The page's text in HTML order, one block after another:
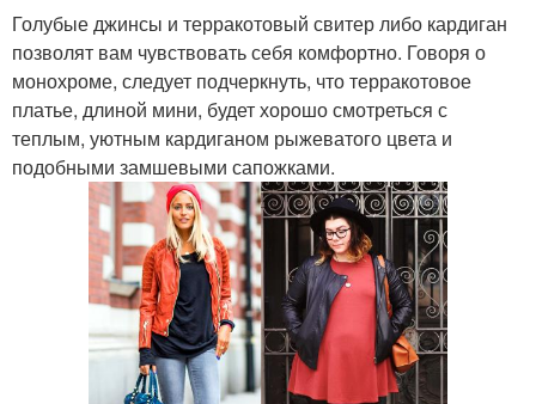
Голубые джинсы и терракотовый свитер либо кардиган
позволят вам чувствовать себя комфортно. Говоря о
монохроме, следует подчеркнуть, что терракотовое
платье, длиной мини, будет хорошо смотреться с
теплым, уютным кардиганом рыжеватого цвета и
подобными замшевыми сапожками.